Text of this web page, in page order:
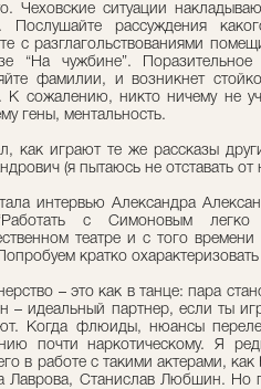
Чеховские ситуации
Послушайте рассуждения
с разглагольствованиями
“На чужбине”.
фамилии, и возникнет
К сожалению, никто ничему не
гены, ментальность.
как играют те же рассказы
(я пытаюсь не отставать
интервью Александра
с Симоновым
театре и с того
кратко
– это как в танце: пара
– идеальный партнер, если ты
Когда флюиды, нюансы
почти наркотическому. Я
в работе с такими актерами,
Лаврова, Станислав Любшин. Но